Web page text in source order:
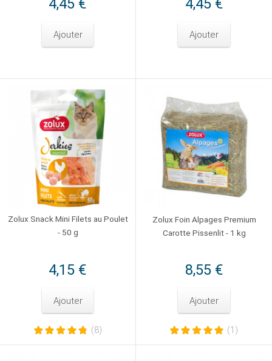
4,45 €
Ajouter
4,45 €
Ajouter
Zolux Snack Mini Filets au Poulet
- 50 g
4,15 €
Ajouter
(8)
Zolux Foin Alpages Premium
Carotte Pissenlit - 1 kg
8,55 €
Ajouter
(1)